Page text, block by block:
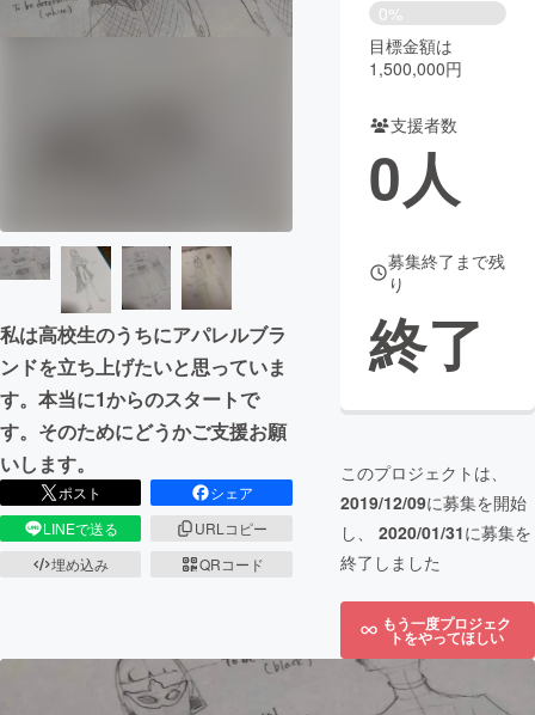
書籍・雑誌
チャレンジ
CAMPFIRE for Social Good
CAMPFIRE Creation
CAMPFIREふるさと納税
コミュニティ
私は高校生のうちにアパレルブラ
ンドを立ち上げたいと思っていま
す。本当に1からのスタートで
す。そのためにどうかご支援お願
いします。
ポスト
シェア
LINEで送る
URLコピー
埋め込み
QRコード
0%
目標金額は
1,500,000円
支援者数
0人
募集終了まで残
り
終了
このプロジェクトは、
2019/12/09に募集を開始
し、 2020/01/31に募集を
終了しました
もう一度プロジェク
トをやってほしい